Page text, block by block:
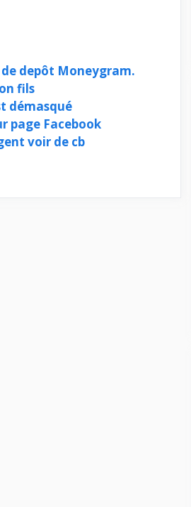
depôt Moneygram.
fils
démasqué
page Facebook
voir de cb